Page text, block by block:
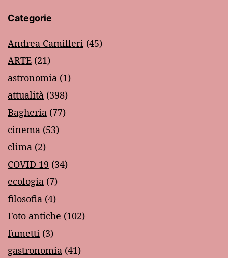
Categorie
Andrea Camilleri (45)
ARTE (21)
astronomia (1)
attualità (398)
Bagheria (77)
cinema (53)
clima (2)
COVID 19 (34)
ecologia (7)
filosofia (4)
Foto antiche (102)
fumetti (3)
gastronomia (41)